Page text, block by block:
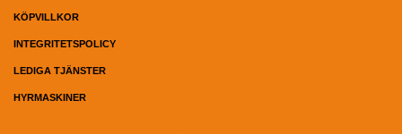
KÖPVILLKOR
INTEGRITETSPOLICY
LEDIGA TJÄNSTER
HYRMASKINER